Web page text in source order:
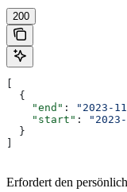
200
[
  {
    "end"
: "2023-
    "start"
:
  }
]
Erfordert den